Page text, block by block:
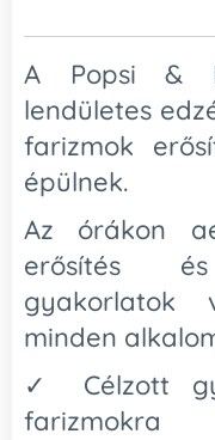
A Popsi &
lendületes
farizmok
épülnek.
Az órákon
erősítés
gyakorlatok
minden
✓ Célzott
farizmokra